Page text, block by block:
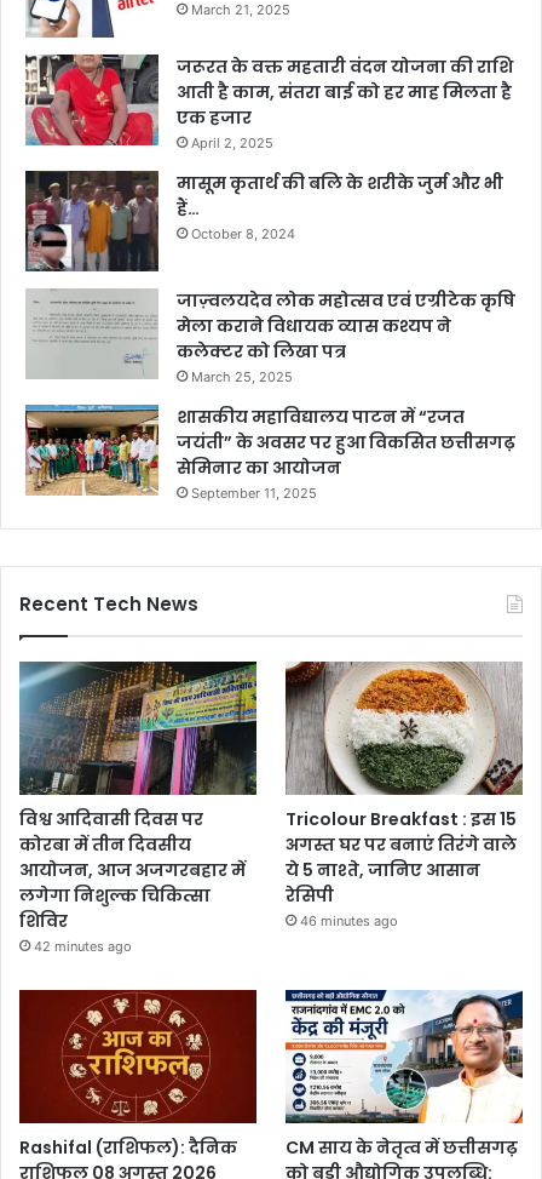
March 21, 2025
जरूरत के वक्त महतारी वंदन योजना की राशि
आती है काम, संतरा बाई को हर माह मिलता है
एक हजार
April 2, 2025
मासूम कृतार्थ की बलि के शरीके जुर्म और भी
हैं…
October 8, 2024
जाज़्वलयदेव लोक महोत्सव एवं एग्रीटेक कृषि
मेला कराने विधायक व्यास कश्यप ने
कलेक्टर को लिखा पत्र
March 25, 2025
शासकीय महाविद्यालय पाटन में “रजत
जयंती” के अवसर पर हुआ विकसित छत्तीसगढ़
सेमिनार का आयोजन
September 11, 2025
Recent Tech News
विश्व आदिवासी दिवस पर
कोरबा में तीन दिवसीय
आयोजन, आज अजगरबहार में
लगेगा निशुल्क चिकित्सा
शिविर
42 minutes ago
Tricolour Breakfast : इस 15
अगस्त घर पर बनाएं तिरंगे वाले
ये 5 नाश्ते, जानिए आसान
रेसिपी
46 minutes ago
Rashifal (राशिफल): दैनिक
राशिफल 08 अगस्त 2026
CM साय के नेतृत्व में छत्तीसगढ़
को बड़ी औद्योगिक उपलब्धि: